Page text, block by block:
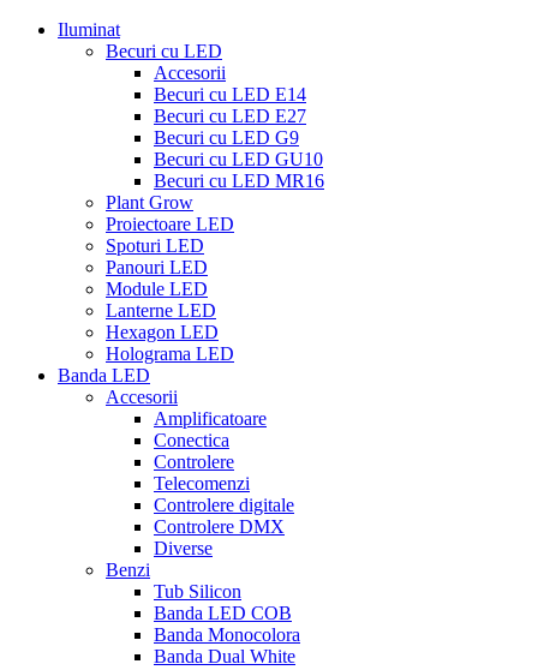
Iluminat
Becuri cu LED
Accesorii
Becuri cu LED E14
Becuri cu LED E27
Becuri cu LED G9
Becuri cu LED GU10
Becuri cu LED MR16
Plant Grow
Proiectoare LED
Spoturi LED
Panouri LED
Module LED
Lanterne LED
Hexagon LED
Holograma LED
Banda LED
Accesorii
Amplificatoare
Conectica
Controlere
Telecomenzi
Controlere digitale
Controlere DMX
Diverse
Benzi
Tub Silicon
Banda LED COB
Banda Monocolora
Banda Dual White